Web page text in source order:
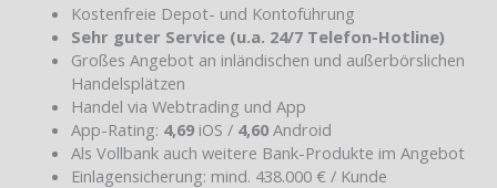
Kostenfreie Depot- und Kontoführung
Sehr guter Service (u.a. 24/7 Telefon-Hotline)
Großes Angebot an inländischen und außerbörslichen
Handelsplätzen
Handel via Webtrading und App
App-Rating: 4,69iOS / 4,60Android
Als Vollbank auch weitere Bank-Produkte im Angebot
Einlagensicherung: mind. 438.000 € / Kunde